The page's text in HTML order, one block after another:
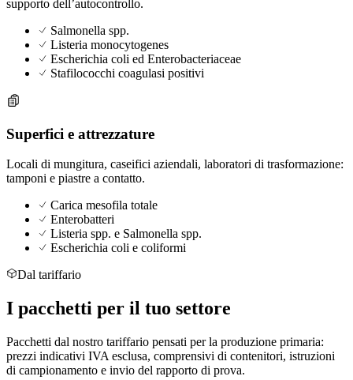
supporto dell’autocontrollo.
Salmonella spp.
Listeria monocytogenes
Escherichia coli ed Enterobacteriaceae
Stafilococchi coagulasi positivi
Superfici e attrezzature
Locali di mungitura, caseifici aziendali, laboratori di trasformazione:
tamponi e piastre a contatto.
Carica mesofila totale
Enterobatteri
Listeria spp. e Salmonella spp.
Escherichia coli e coliformi
Dal tariffario
I pacchetti per il tuo settore
Pacchetti dal nostro tariffario pensati per la produzione primaria:
prezzi indicativi IVA esclusa, comprensivi di contenitori, istruzioni
di campionamento e invio del rapporto di prova.